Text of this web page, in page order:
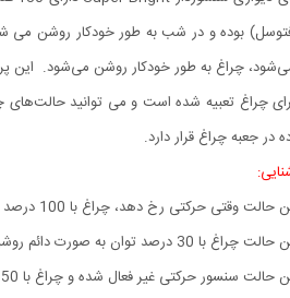
چراغ به طور خودکار روشن می‌شود. این
چراغ تعبیه شده است و می توانید حالت‌های
در جعبه چراغ قرار دارد.